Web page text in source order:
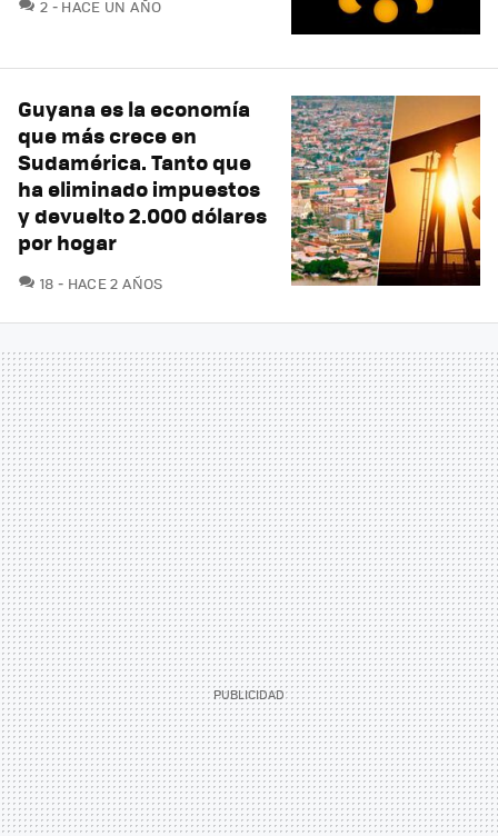
2 HACE UN AÑO
Guyana es la economía
que más crece en
Sudamérica. Tanto que
ha eliminado impuestos
y devuelto 2.000 dólares
por hogar
18 COMENTARIOS
HACE 2 AÑOS